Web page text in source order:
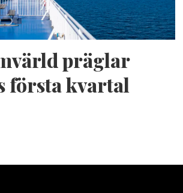
präglar
första kvartal